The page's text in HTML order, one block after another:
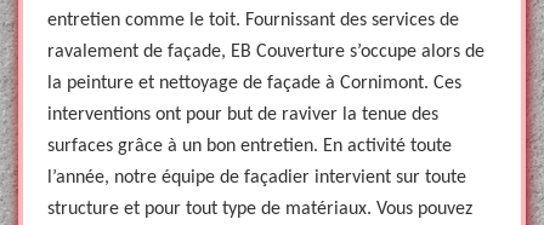
entretien comme le toit. Fournissant des services de
ravalement de façade, EB Couverture s’occupe alors de
la peinture et nettoyage de façade à Cornimont. Ces
interventions ont pour but de raviver la tenue des
surfaces grâce à un bon entretien. En activité toute
l’année, notre équipe de façadier intervient sur toute
structure et pour tout type de matériaux. Vous pouvez